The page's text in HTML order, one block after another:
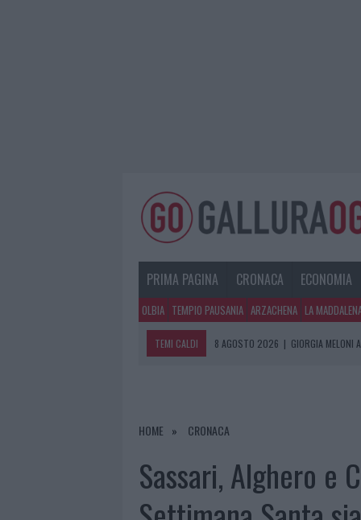
PRIMA PAGINA CRONACA ECONOMIA
OLBIA TEMPIO PAUSANIA ARZACHENA LA
TEMI CALDI 8 AGOSTO 2026 | GIORGIA MELONI
8 AGOSTO 2026
|
8 AGOSTO 2026
JOVANOTTI, GABRY PONTE E
HOME CRONACA
Sassari, Alghero e